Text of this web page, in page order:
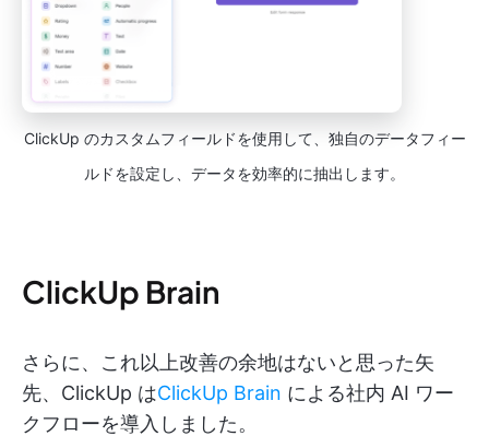
ClickUp のカスタムフィールドを使用して、独自のデータフィー
ルドを設定し、データを効率的に抽出します。
ClickUp Brain
さらに、これ以上改善の余地はないと思った矢
先、ClickUp はClickUp Brain による社内 AI ワー
クフローを導入しました。